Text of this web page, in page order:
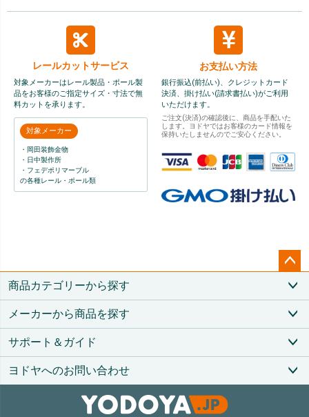
レールカットサービス
対象メーカーはレール製品・ポール製
品をお客様のご指定サイズ・寸法で無
料カットを承ります。
対象メーカー
・岡田装飾金物
・日中製作所
・フェデポリマーブル
の各種レール・ポール類
お支払い方法
銀行振込(前払い)、クレジットカード
決済、掛け払い(請求書払い)がご利用
いただけます。
ご注文(決済)の確認後に、商品を手配いた
します。ヨドヤではお客様のカード情報を
保持いたしませんのでご安心ください。
ペー
ップ
商品カテゴリーから探す
メーカーから商品を探す
サポート＆ガイド
ヨドヤへのお問い合わせ